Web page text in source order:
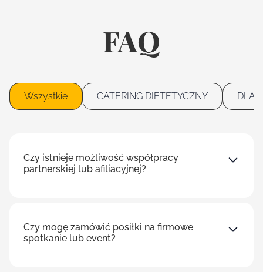
FAQ
Wszystkie CATERING DIETETYCZNY DLA
Czy istnieje możliwość współpracy
partnerskiej lub afiliacyjnej?
Czy mogę zamówić posiłki na firmowe
spotkanie lub event?